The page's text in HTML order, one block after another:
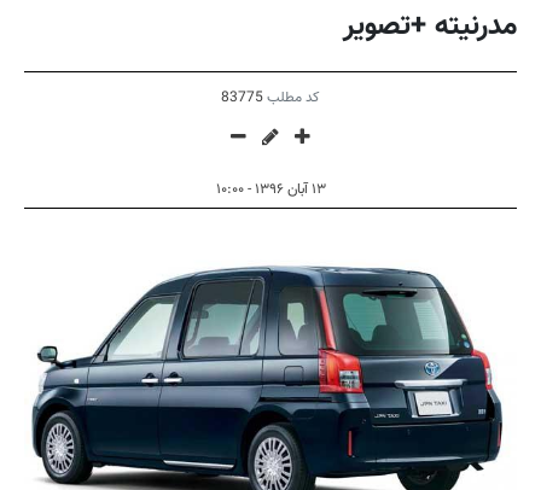
مدرنیته +تصویر
کد مطلب83775
۱۳ آبان ۱۳۹۶ - ۱۰:۰۰